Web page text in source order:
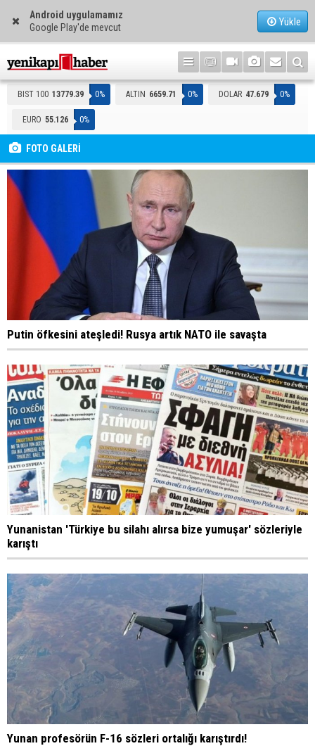
Android uygulamamız
Google Play'de mevcut
Yükle
BIST 100 13779.39 0% ALTIN 6659.71 0% DOLAR 47.679 0%
EURO 55.126 0%
FOTO GALERİ
Putin öfkesini ateşledi! Rusya artık NATO ile savaşta
Yunanistan 'Türkiye bu silahı alırsa bize yumuşar' sözleriyle
karıştı
Yunan profesörün F-16 sözleri ortalığı karıştırdı!